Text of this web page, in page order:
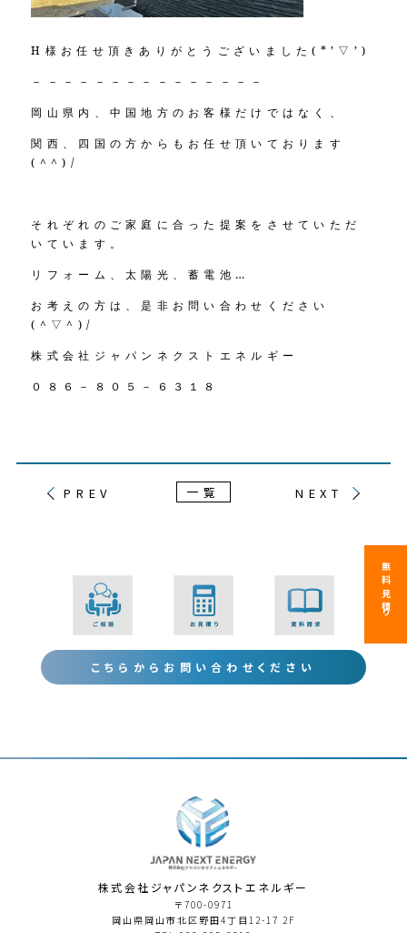
H様お任せ頂きありがとうございました(*’▽’)
－－－－－－－－－－－－－－－
岡山県内、中国地方のお客様だけではなく、
関西、四国の方からもお任せ頂いております
(^^)/
それぞれのご家庭に合った提案をさせていただ
いています。
リフォーム、太陽光、蓄電池…
お考えの方は、是非お問い合わせください
(^▽^)/
株式会社ジャパンネクストエネルギー
０８６－８０５－６３１８
PREV 一覧 NEXT
こちらからお問い合わせください
無料見積り
株式会社ジャパンネクストエネルギー
〒700-0971
岡⼭県岡⼭市北区野田4丁⽬12-17 2F